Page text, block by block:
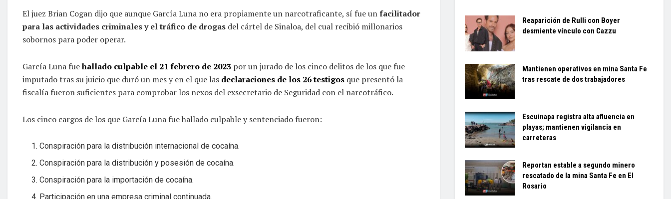
El juez Brian Cogan dijo que aunque García Luna no era propiamente un narcotraficante, sí fue unfacilitador
para las actividades criminales y el tráfico de drogas del cártel de Sinaloa, del cual recibió millonarios
sobornos para poder operar.
García Luna fuehallado culpable el 21 febrero de 2023 por un jurado de los cinco delitos de los que fue
imputado tras su juicio que duró un mes y en el que las declaraciones de los 26 testigos que presentó la
fiscalía fueron suficientes para comprobar los nexos del exsecretario de Seguridad con el narcotráfico.
Los cinco cargos de los que García Luna fue hallado culpable y sentenciado fueron:
Conspiración para la distribución internacional de cocaína.
Conspiración para la distribución y posesión de cocaína.
Conspiración para la importación de cocaína.
Participación en una empresa criminal continuada.
Reaparición de Rulli con Boyer
desmiente vínculo con Cazzu
Mantienen operativos en mina Santa Fe
tras rescate de dos trabajadores
Escuinapa registra alta afluencia en
playas; mantienen vigilancia en
carreteras
Reportan estable a segundo minero
rescatado de la mina Santa Fe en El
Rosario